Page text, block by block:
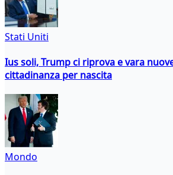
Stati Uniti
Ius soli, Trump ci riprova e vara
cittadinanza per nascita
Mondo